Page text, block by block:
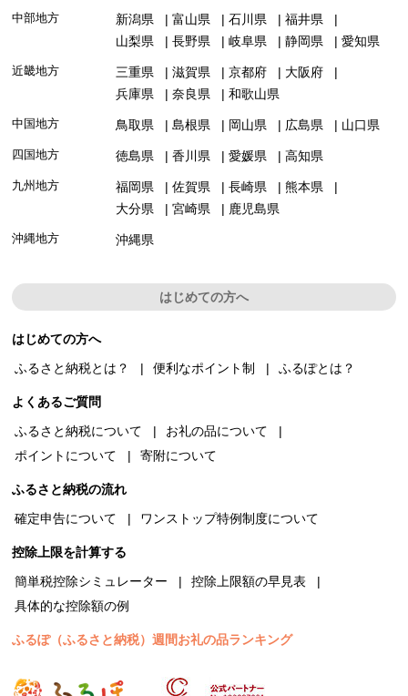
中部地方 新潟県 富山県 石川県
福井県
山梨県
長野県 岐阜県 静岡県 愛知県
近畿地方 三重県 滋賀県 京都府
大阪府
兵庫県
奈良県 和歌山県
中国地方 鳥取県 島根県 岡山県 広島県 山口県
四国地方 徳島県 香川県 愛媛県 高知県
九州地方 福岡県 佐賀県 長崎県
熊本県
大分県
宮崎県 鹿児島県
沖縄地方 沖縄県
はじめての方へ
はじめての方へ
ふるさと納税とは？
便利なポイント制 ふるぽとは？
よくあるご質問
ふるさと納税について
お礼の品について
ポイントについて
寄附について
ふるさと納税の流れ
確定申告について
ワンストップ特例制度について
控除上限を計算する
簡単税控除シミュレーター
控除上限額の早見表
具体的な控除額の例
ふるぽ（ふるさと納税）週間お礼の品ランキング